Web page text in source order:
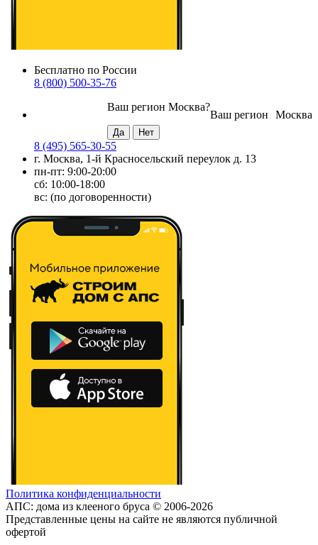
Бесплатно по России
8 (800) 500-35-76
Москва
Ваш регион
Ваш регион Москва?
8 (495) 565-30-55
г. Москва, 1-й Красносельский переулок д. 13
пн-пт: 9:00-20:00
сб: 10:00-18:00
вс: (по договоренности)
Политика конфиденциальности
АПС: дома из клееного бруса © 2006-2026
Представленные цены на сайте не являются публичной
офертой